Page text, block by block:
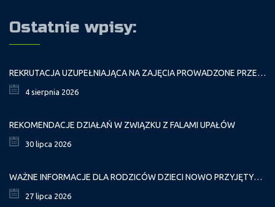
Ostatnie wpisy:
REKRUTACJA UZUPEŁNIAJĄCA NA ZAJĘCIA PROWADZONE PRZEZ PAŁAC MŁODZIEŻY W ROKU SZKOLNYM 2026/2027
4 sierpnia 2026
REKOMENDACJE DZIAŁAŃ W ZWIĄZKU Z FALAMI UPAŁÓW
30 lipca 2026
WAŻNE INFORMACJE DLA RODZICÓW DZIECI NOWO PRZYJĘTYCH GR. I
27 lipca 2026